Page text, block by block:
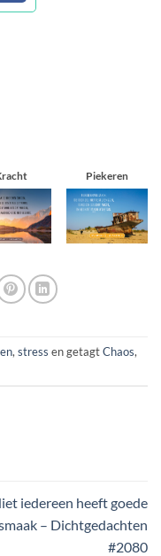
Piekeren
, stress en getagtChaos,
iedereen heeft goede
– Dichtgedachten
#2080